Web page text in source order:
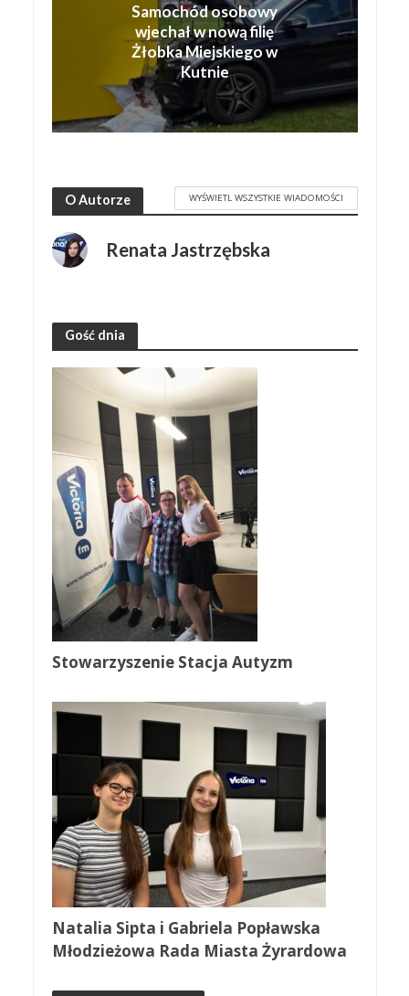
Samochód osobowy
wjechał w nową filię
Żłobka Miejskiego w
Kutnie
O Autorze WYŚWIETL WSZYSTKIE WIADOMOŚCI
Renata Jastrzębska
Gość dnia
Stowarzyszenie Stacja Autyzm
Natalia Sipta i Gabriela Popławska
Młodzieżowa Rada Miasta Żyrardowa